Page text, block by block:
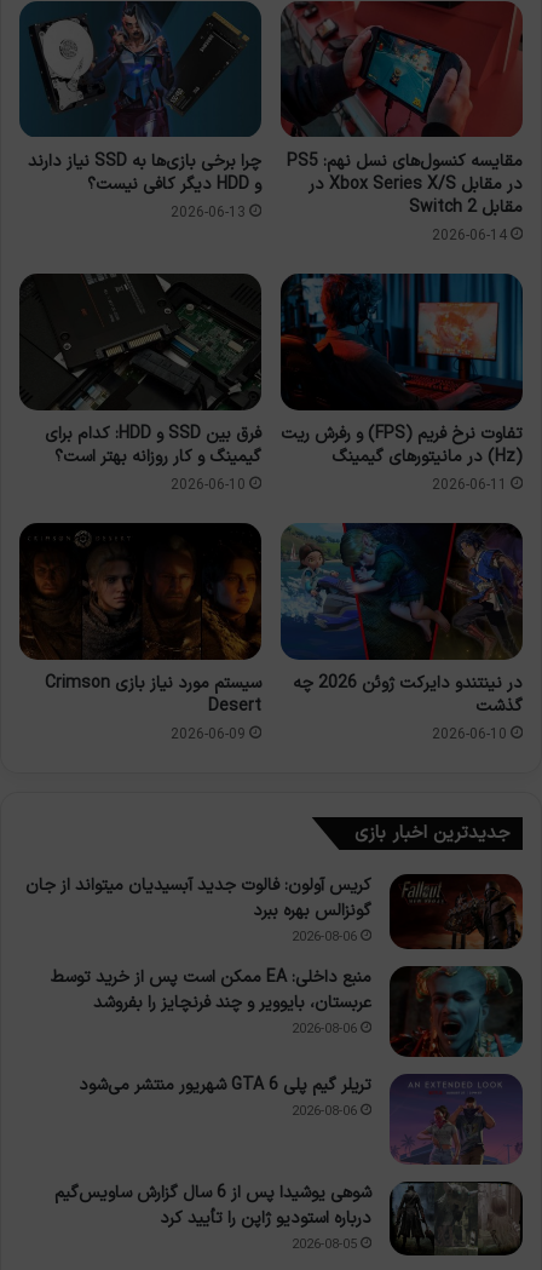
مقایسه کنسول‌های نسل نهم: PS5
در مقابل Xbox Series X/S در
مقابل Switch 2
2026-06-14
چرا برخی بازی‌ها به SSD نیاز دارند
و HDD دیگر کافی نیست؟
2026-06-13
تفاوت نرخ فریم (FPS) و رفرش ریت
(Hz) در مانیتورهای گیمینگ
2026-06-11
فرق بین SSD و HDD: کدام برای
گیمینگ و کار روزانه بهتر است؟
2026-06-10
در نینتندو دایرکت ژوئن 2026 چه
گذشت
2026-06-10
سیستم مورد نیاز بازی Crimson
Desert
2026-06-09
جدیدترین اخبار بازی
کریس آولون: فالوت جدید آبسیدیان میتواند از جان
گونزالس بهره ببرد
2026-08-06
منبع داخلی: EA ممکن است پس از خرید توسط
عربستان، بایوویر و چند فرنچایز را بفروشد
2026-08-06
تریلر گیم پلی GTA 6 شهریور منتشر می‌شود
2026-08-06
شوهی یوشیدا پس از 6 سال گزارش ساویس‌گیم
درباره استودیو ژاپن را تأیید کرد
2026-08-05